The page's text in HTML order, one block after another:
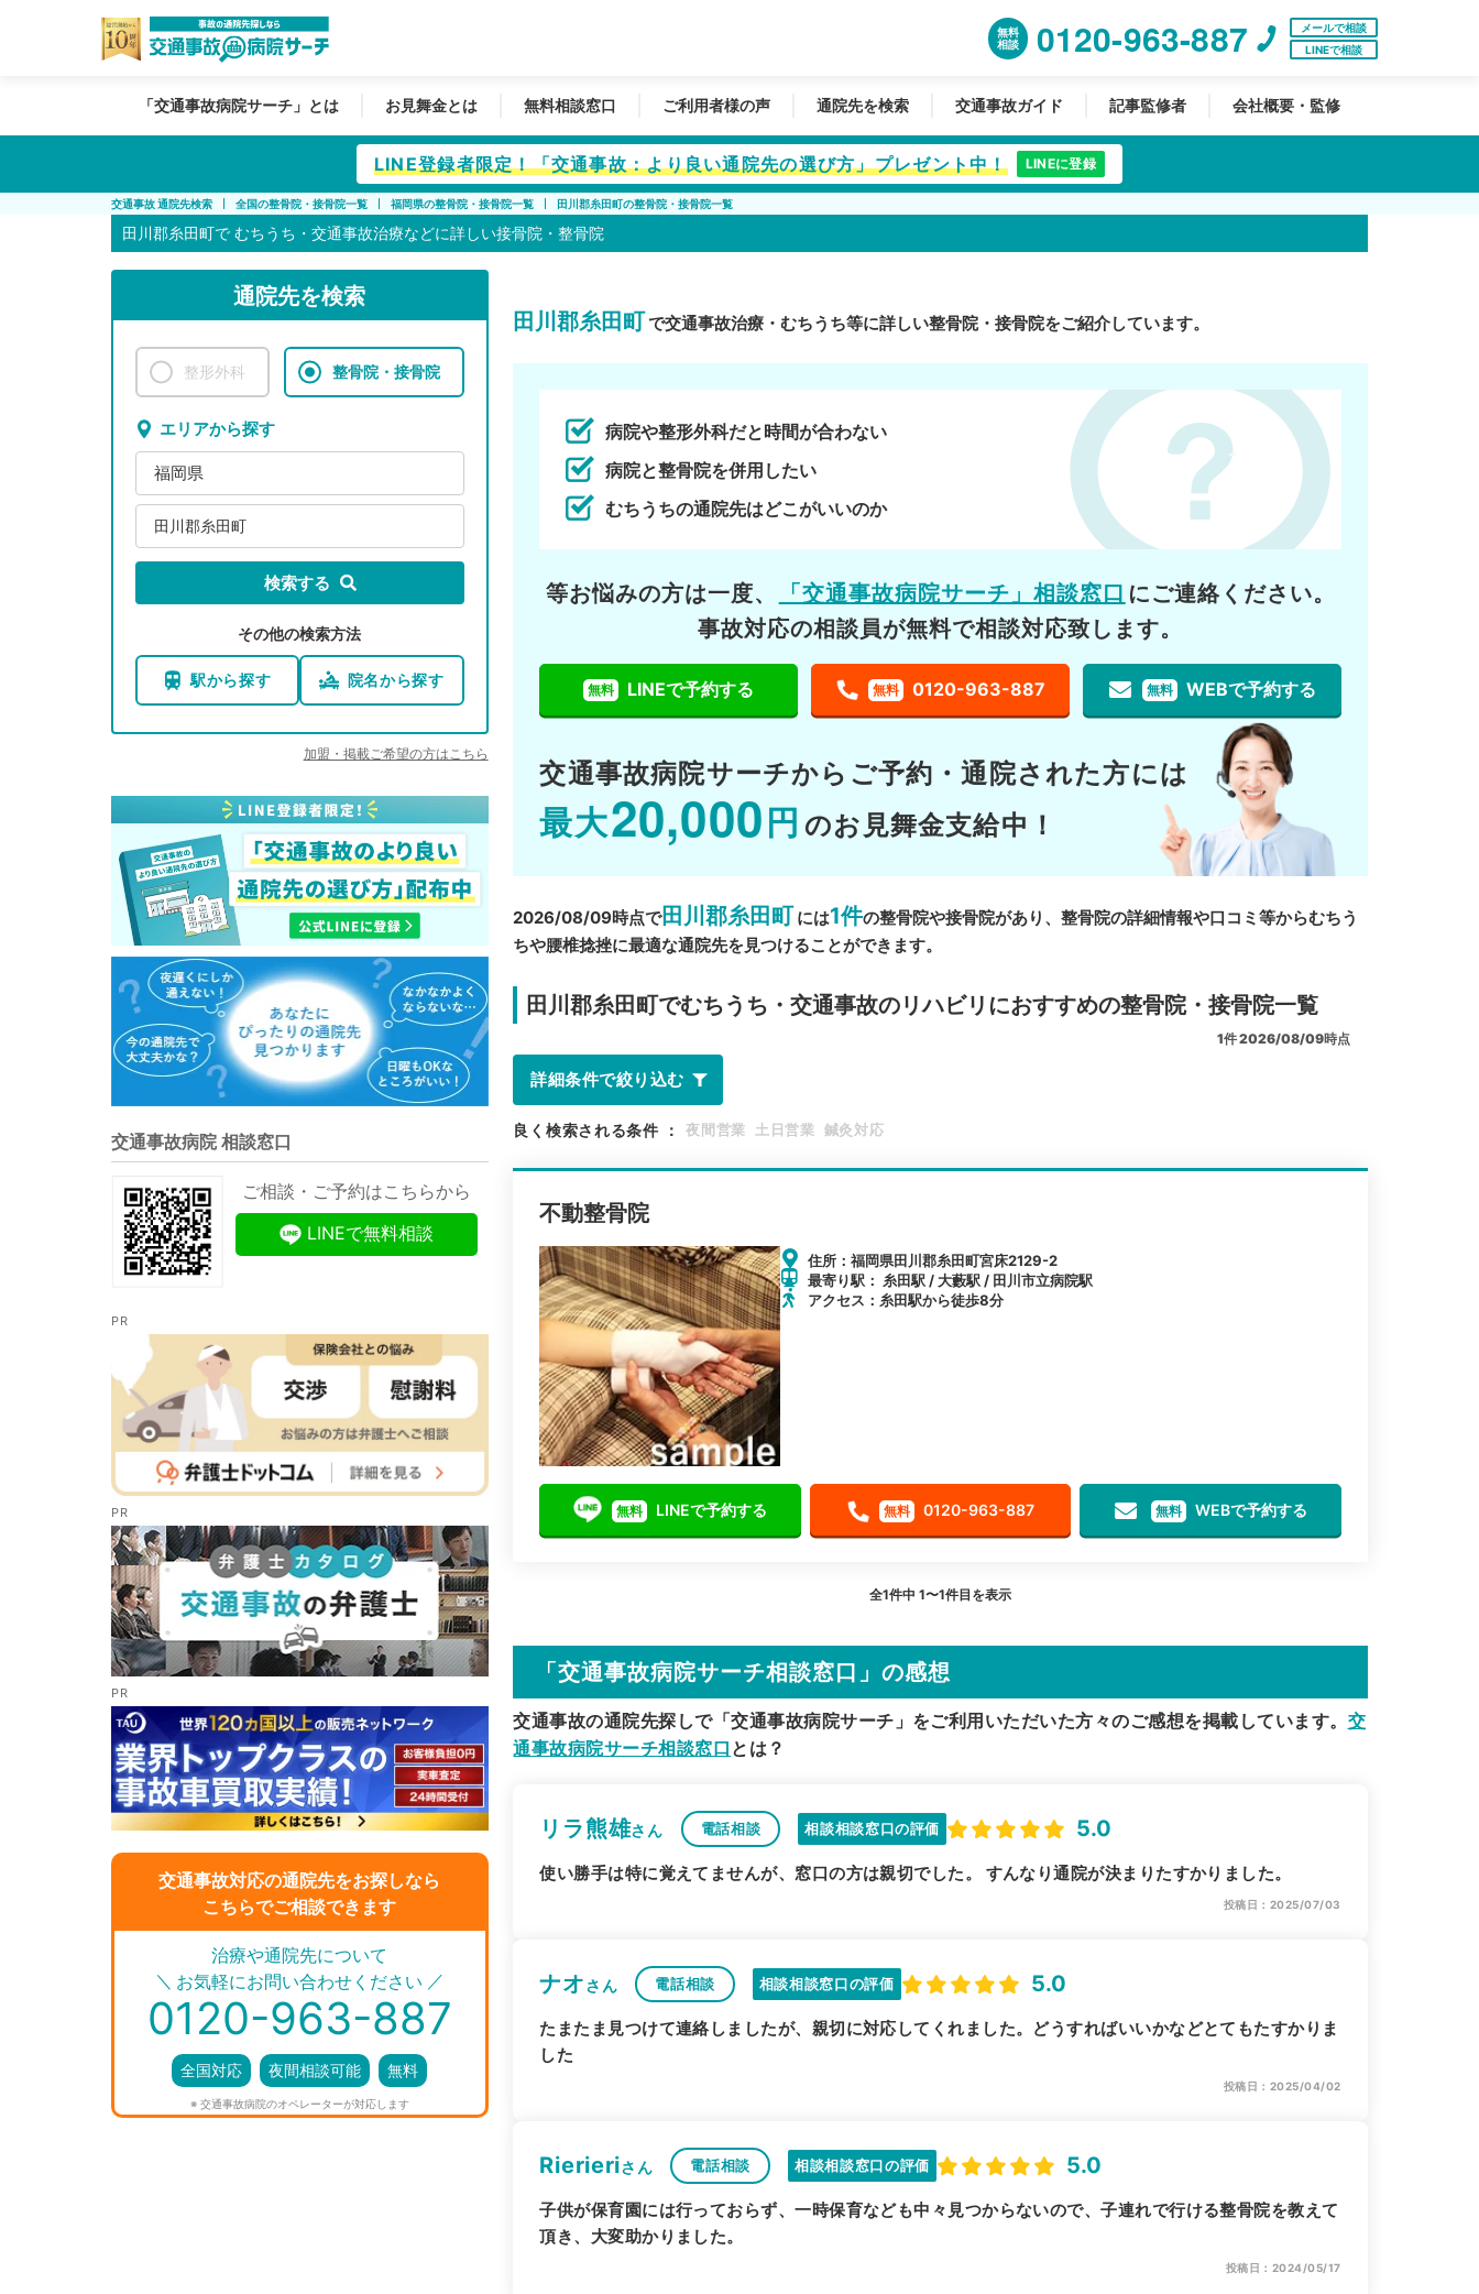
無料
相談
0120-963-887
メールで相談
LINEで相談
「交通事故病院サーチ」とは お見舞金とは 無料相談窓口 ご利用者様の声 通院先を検索 交通事故ガイド 記事監修者 会社概要・監修
LINE登録者限定！「交通事故：より良い通院先の選び方」プレゼント中！ LINEに登録
交通事故 通院先検索 全国の整骨院・接骨院一覧 福岡県の整骨院・接骨院一覧 田川郡糸田町の整骨院・接骨院一覧
田川郡糸田町で むちうち・交通事故治療などに詳しい接骨院・整骨院
通院先を検索
整形外科 整骨院・接骨院
エリアから探す
福岡県
田川郡糸田町
検索する
その他の検索方法
駅から探す 院名から探す
加盟・掲載ご希望の方はこちら
交通事故病院 相談窓口
ご相談・ご予約はこちらから
LINEで無料相談
交通事故対応の通院先をお探しなら
こちらでご相談できます
＼ ／
治療や通院先について
お気軽にお問い合わせください
0120-963-887
全国対応 夜間相談可能 無料
※ 交通事故病院のオペレーターが対応します
田川郡糸田町で交通事故治療・むちうち等に詳しい整骨院・接骨院をご紹介しています。
病院や整形外科だと時間が合わない
病院と整骨院を併用したい
むちうちの通院先はどこがいいのか
等お悩みの方は一度、 「交通事故病院サーチ」相談窓口 にご連絡ください。
事故対応の相談員が無料で相談対応致します。
無料 LINEで予約する 無料 0120-963-887 無料 WEBで予約する
交通事故病院サーチから ご予約・通院された方には
最大20,000 円 のお見舞金支給中！
2026/08/09時点で田川郡糸田町には1件の整骨院や接骨院があり、整骨院の詳細情報や口コミ等からむちう
ちや腰椎捻挫に最適な通院先を見つけることができます。
田川郡糸田町でむちうち・交通事故のリハビリにおすすめの整骨院・接骨院一覧
1件2026/08/09時点
詳細条件で絞り込む
良く検索される条件 ： 夜間営業 土日営業 鍼灸対応
不動整骨院
住所：福岡県田川郡糸田町宮床2129-2
最寄り駅： 糸田駅 / 大藪駅 / 田川市立病院駅
アクセス：糸田駅から徒歩8分
無料 LINEで予約する 無料 0120-963-887 無料 WEBで予約する
全1件中 1〜1件目を表示
「交通事故病院サーチ相談窓口」の感想
交通事故の通院先探しで「交通事故病院サーチ」をご利用いただいた方々のご感想を掲載しています。 交
通事故病院サーチ相談窓口 とは？
リラ熊雄さん 電話相談 相談相談窓口の評価 5.0
使い勝手は特に覚えてませんが、窓口の方は親切でした。 すんなり通院が決まりたすかりました。
投稿日：2025/07/03
ナオさん 電話相談 相談相談窓口の評価 5.0
たまたま見つけて連絡しましたが、親切に対応してくれました。どうすればいいかなどとてもたすかりま
した
投稿日：2025/04/02
Rierieriさん 電話相談 相談相談窓口の評価 5.0
子供が保育園には行っておらず、一時保育なども中々見つからないので、子連れで行ける整骨院を教えて
頂き、大変助かりました。
投稿日：2024/05/17